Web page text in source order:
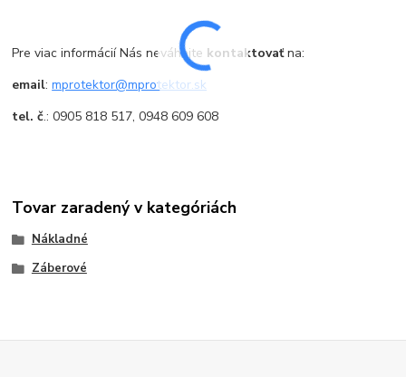
Pre viac informácií Nás neváhajte kontaktovaťna:
email:mprotektor@mprotektor.sk
tel. č.: 0905 818 517, 0948 609 608
Tovar zaradený v kategóriách
Nákladné
Záberové